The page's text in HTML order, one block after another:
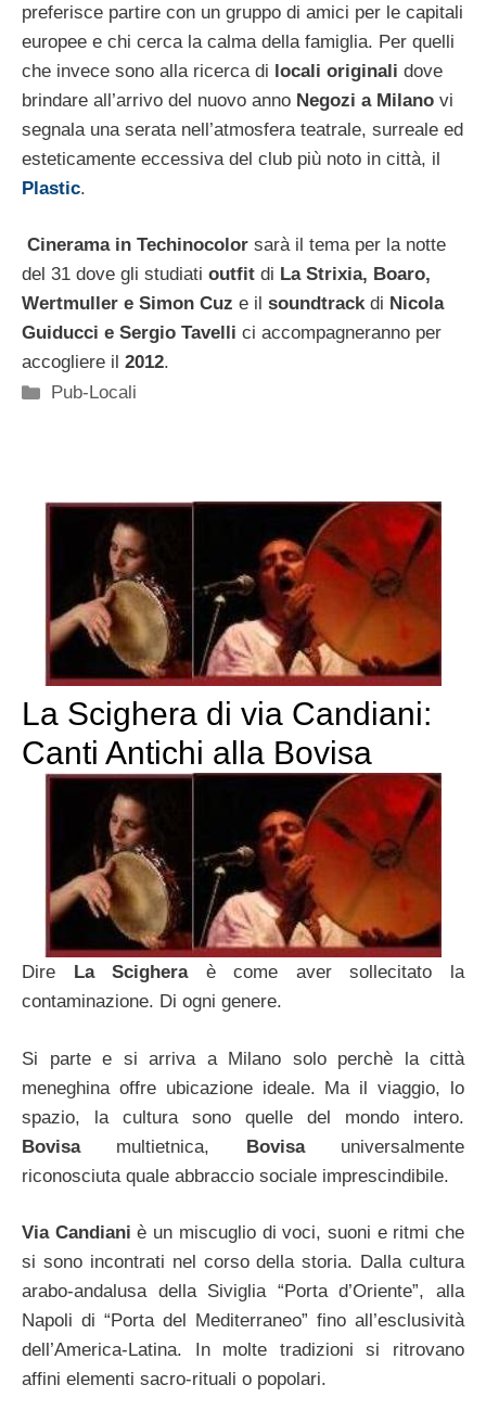
preferisce partire con un gruppo di amici per le capitali
europee e chi cerca la calma della famiglia. Per quelli
che invece sono alla ricerca di locali originali dove
brindare all’arrivo del nuovo anno Negozi a Milano vi
segnala una serata nell’atmosfera teatrale, surreale ed
esteticamente eccessiva del club più noto in città, il
Plastic.
Cinerama in Techinocolor sarà il tema per la notte
del 31 dove gli studiati outfit di La Strixia, Boaro,
Wertmuller e Simon Cuz e il soundtrackdi Nicola
Guiducci e Sergio Tavelli ci accompagneranno per
accogliere il 2012.
Categorie
Pub-Locali
La Scighera di via Candiani:
Canti Antichi alla Bovisa
Dire La Scigheraè come aver sollecitato la
contaminazione. Di ogni genere.
Si parte e si arriva a Milano solo perchè la città
meneghina offre ubicazione ideale. Ma il viaggio, lo
spazio, la cultura sono quelle del mondo intero.
Bovisa multietnica, Bovisa universalmente
riconosciuta quale abbraccio sociale imprescindibile.
Via Candianiè un miscuglio di voci, suoni e ritmi che
si sono incontrati nel corso della storia. Dalla cultura
arabo-andalusa della Siviglia “Porta d’Oriente”, alla
Napoli di “Porta del Mediterraneo” fino all’esclusività
dell’America-Latina. In molte tradizioni si ritrovano
affini elementi sacro-rituali o popolari.